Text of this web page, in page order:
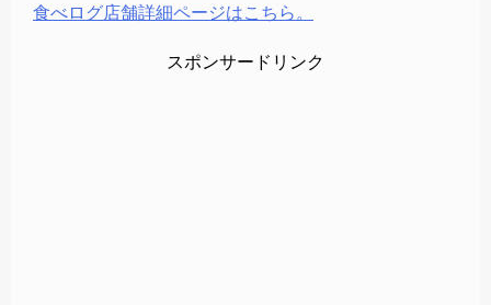
食べログ店舗詳細ページはこちら。
スポンサードリンク